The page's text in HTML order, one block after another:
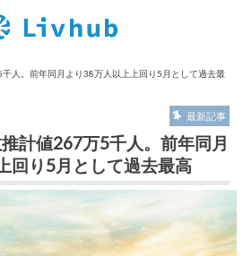
人。前年同月より38万人以上上回り5月として過去最
最新記事
計値267万5千人。前年同月
回り5月として過去最高